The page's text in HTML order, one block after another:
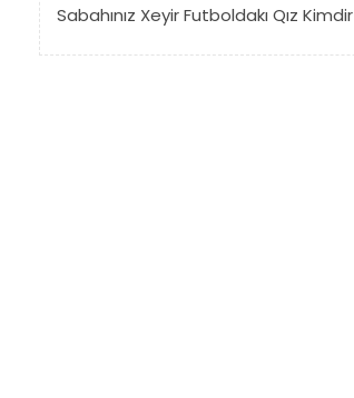
Sabahınız Xeyir Futboldakı Qız Kimdir